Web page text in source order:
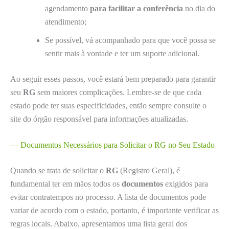
agendamento para facilitar a conferência no dia do
atendimento;
Se possível, vá acompanhado para que você possa se
sentir mais à vontade e ter um suporte adicional.
Ao seguir esses passos, você estará bem preparado para garantir
seu RG sem maiores complicações. Lembre-se de que cada
estado pode ter suas especificidades, então sempre consulte o
site do órgão responsável para informações atualizadas.
— Documentos Necessários para Solicitar o RG no Seu Estado
Quando se trata de solicitar o RG (Registro Geral), é
fundamental ter em mãos todos os documentos exigidos para
evitar contratempos no processo. A lista de documentos pode
variar de acordo com o estado, portanto, é importante verificar as
regras locais. Abaixo, apresentamos uma lista geral dos